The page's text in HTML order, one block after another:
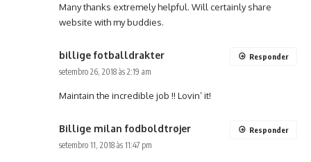
Many thanks extremely helpful. Will certainly share
website with my buddies.
billige fotballdrakter
setembro 26, 2018 às 2:19 am
Maintain the incredible job !! Lovin’ it!
Responder
Billige milan fodboldtrøjer
setembro 11, 2018 às 11:47 pm
Responder